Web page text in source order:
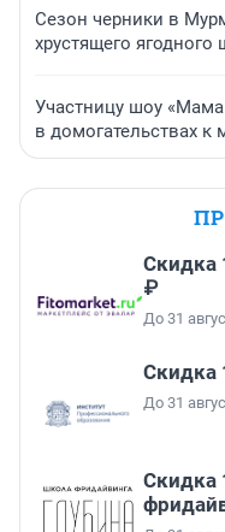
Сезон черники в
хрустящего ягодного
Участницу шоу
в домогательствах к
Скидка
₽
До 31
Скидка
До 31
Скидка